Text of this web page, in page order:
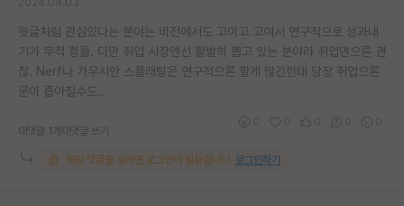
윗글처럼 관심있다는 분야는 비전에서도 고이고 고여서 연구적으로 성과내
기가 무척 힘듦. 다만 취업 시장엔선 활발히 뽑고 있는 분야라 취업면으론 괜
찮. Nerf나 가우시안 스플래팅은 연구적으론 할게 많긴한데 당장 취업으론
문이 좁아질수도..
대댓글 1개 대댓글 쓰기
해당 댓글을 보려면 로그인이 필요합니다. 로그인하기